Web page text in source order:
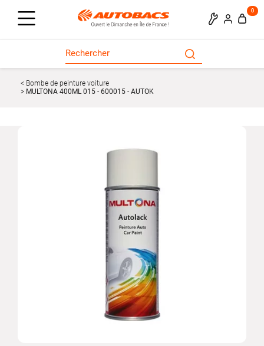
0
Bombe de peinture voiture
MULTONA 400ML 015 - 600015 - AUTOK